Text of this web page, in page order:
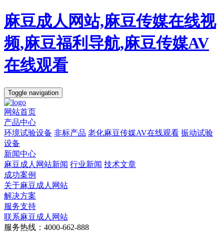
麻豆成人网站,麻豆传媒在线视
频,麻豆福利导航,麻豆传媒AV
在线观看
Toggle navigation
网站首页
产品中心
环境试验设备 非标产品 老化麻豆传媒AV在线观看 振动试验
设备
新闻中心
麻豆成人网站新闻 行业新闻 技术文章
成功案例
关于麻豆成人网站
解决方案
服务支持
联系麻豆成人网站
服务热线：4000-662-888